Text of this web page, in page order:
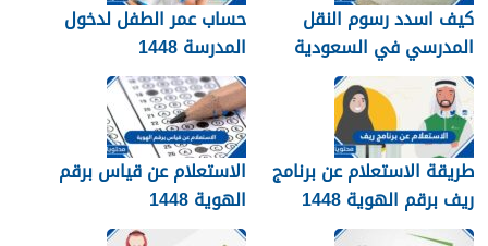
كيف اسدد رسوم النقل
المدرسي في السعودية
1448
حساب عمر الطفل لدخول
المدرسة 1448
طريقة الاستعلام عن برنامج
ريف برقم الهوية 1448
الاستعلام عن قياس برقم
الهوية 1448
services.qiyas.sa